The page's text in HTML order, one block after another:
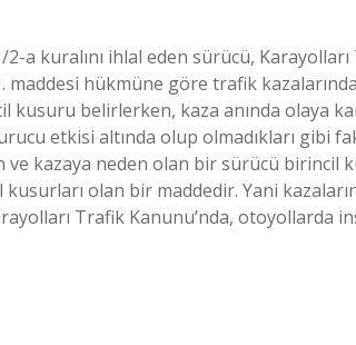
2-a kuralını ihlal eden sürücü,
maddesi hükmüne göre trafik
belirlerken, kaza anında olaya
etkisi altında olup olmadıkları gibi
ve kazaya neden olan bir sürücü birincil
olan bir maddedir. Yani
Trafik Kanunu’nda, otoyollarda